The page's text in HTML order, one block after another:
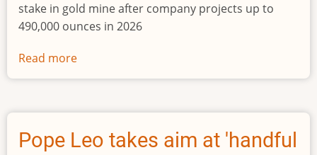
stake in gold mine after company projects up to
490,000 ounces in 2026
Read more
Burkina
tells
Australian
miner
Pope Leo takes aim at 'handful